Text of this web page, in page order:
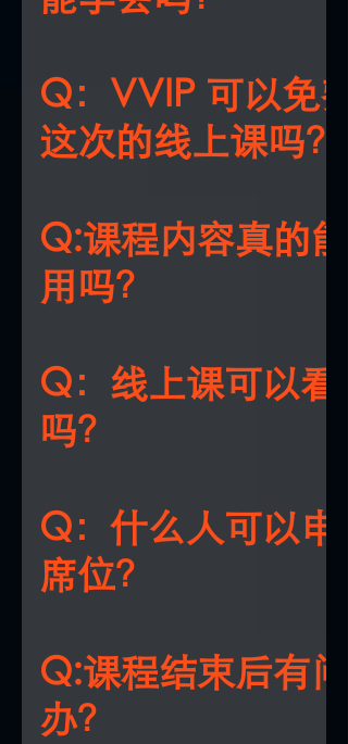
提供个性化指导，帮你从零开
Q：VVIP 可以免
这次的线上课吗？
免费参与权益，始终适用于
体课程。此次的【国际线上
外学员而额外增设的特殊学
转播系统与线上支援成本）
Q:课程内容真的能
用吗？
庭、事业和人际关系中，帮
Q：线上课可以看
吗？
安排时间上课。
Q：什么人可以申
席位？
特殊原因无法到场的学员申
选择线下席位获得完整体验。
Q:课程结束后有问
办？